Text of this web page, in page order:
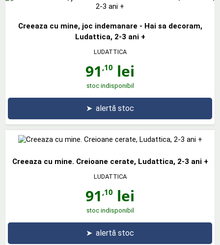
Creeaza cu mine, joc indemanare - Hai sa decoram,
Ludattica, 2-3 ani +
LUDATTICA
91 ,10 lei
stoc indisponibil
➤ alertă stoc
Creeaza cu mine. Creioane cerate, Ludattica, 2-3 ani +
LUDATTICA
91 ,10 lei
stoc indisponibil
➤ alertă stoc